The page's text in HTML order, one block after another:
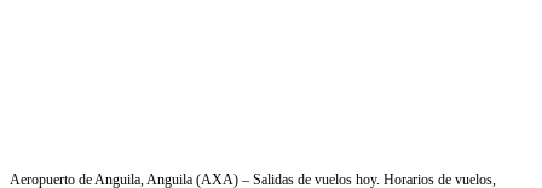
Aeropuerto de Anguila, Anguila (AXA) – Salidas de vuelos hoy. Horarios de vuelos,